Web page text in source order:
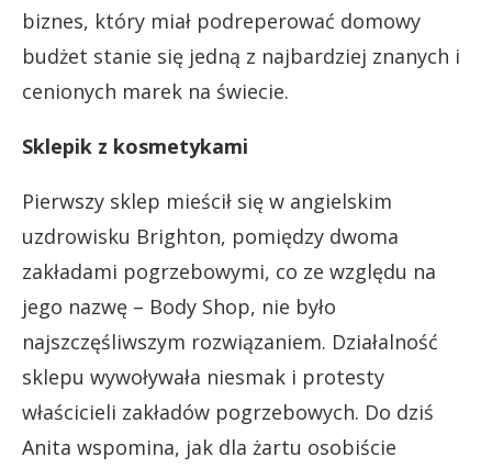
biznes, który miał podreperować domowy
budżet stanie się jedną z najbardziej znanych i
cenionych marek na świecie.
Sklepik z kosmetykami
Pierwszy sklep mieścił się w angielskim
uzdrowisku Brighton, pomiędzy dwoma
zakładami pogrzebowymi, co ze względu na
jego nazwę – Body Shop, nie było
najszczęśliwszym rozwiązaniem. Działalność
sklepu wywoływała niesmak i protesty
właścicieli zakładów pogrzebowych. Do dziś
Anita wspomina, jak dla żartu osobiście